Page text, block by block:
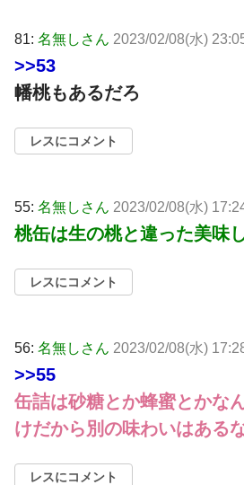
81: 名無しさん 2023/02/08(水)
>>53
幡桃もあるだろ
レスにコメント
55: 名無しさん 2023/02/08(水)
桃缶は生の桃と違った美味
レスにコメント
56: 名無しさん 2023/02/08(水)
>>55
缶詰は砂糖とか蜂蜜とかな
けだから別の味わいはある
レスにコメント